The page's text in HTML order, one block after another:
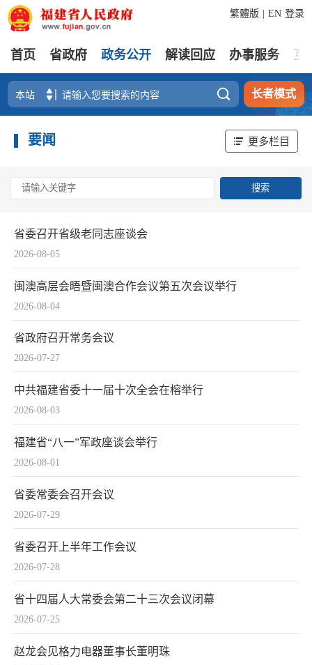
登录
繁體版 EN
首页 省政府 政务公开 解读回应 办事服务 互
 长者模式
要闻 更多栏目
2026-08-05
省委召开省级老同志座谈会
2026-08-04
闽澳高层会晤暨闽澳合作会议第五次会议举行
2026-07-27
省政府召开常务会议
2026-08-03
中共福建省委十一届十次全会在榕举行
2026-08-01
福建省“八一”军政座谈会举行
2026-07-29
省委常委会召开会议
2026-07-28
省委召开上半年工作会议
2026-07-25
省十四届人大常委会第二十三次会议闭幕
赵龙会见格力电器董事长董明珠